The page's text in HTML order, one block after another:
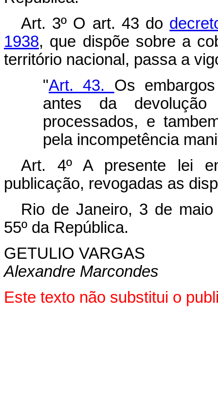
Art. 3º O art. 43 do
1938, que dispõe sobre a
território na­cional, passa a
"Art. 43. Os
antes da
processados, e
pela incompetência
Art. 4º A presente lei
publicação, revogadas as
Rio de Janeiro, 3 de
55º da República.
GETULIO VARGAS
Alexandre Marcondes
Este texto não substitui o